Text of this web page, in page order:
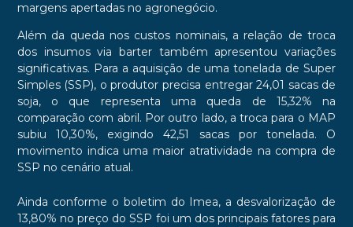
margens apertadas no agronegócio.
Além da queda nos custos nominais, a relação de troca
dos insumos via barter também apresentou variações
significativas. Para a aquisição de uma tonelada de Super
Simples (SSP), o produtor precisa entregar 24,01 sacas de
soja, o que representa uma queda de 15,32% na
comparação com abril. Por outro lado, a troca para o MAP
subiu 10,30%, exigindo 42,51 sacas por tonelada. O
movimento indica uma maior atratividade na compra de
SSP no cenário atual.
Ainda conforme o boletim do Imea, a desvalorização de
13,80% no preço do SSP foi um dos principais fatores para